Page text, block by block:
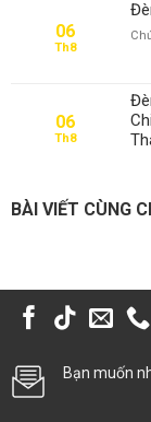
06
Th8
06
Th8
BÀI VIẾT CÙNG
Bạn muốn